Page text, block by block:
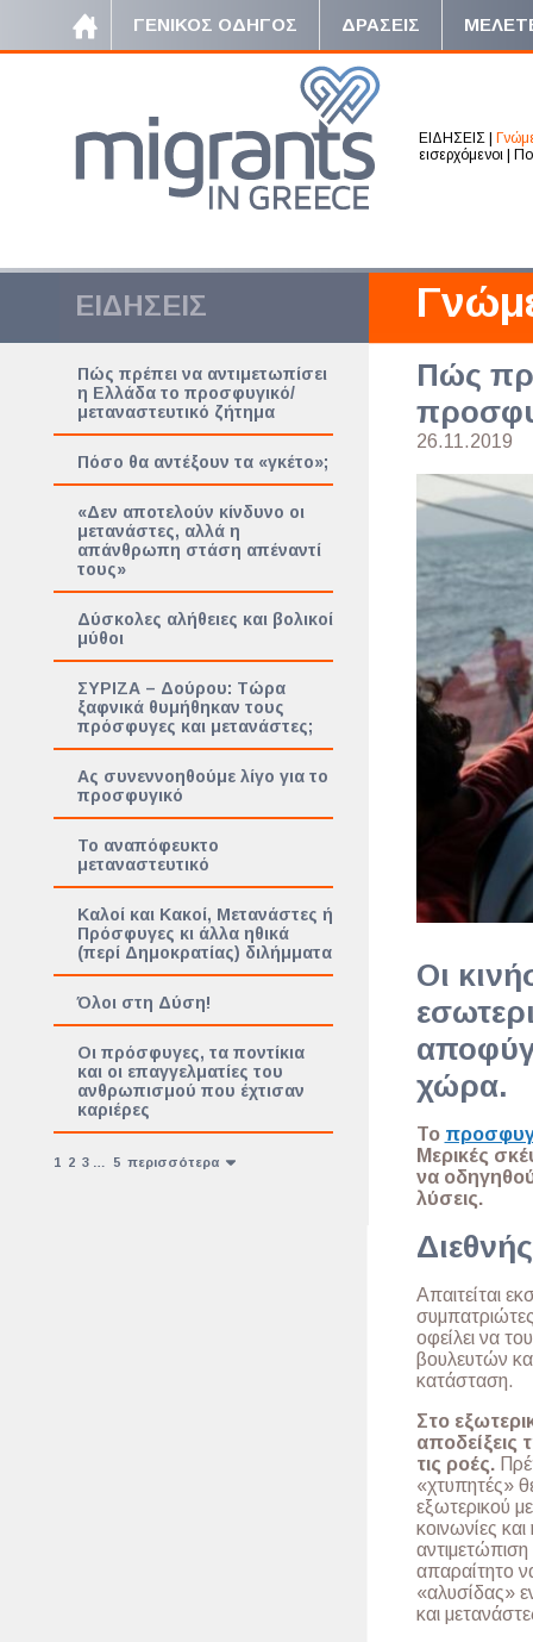
ΓΕΝΙΚΟΣ ΟΔΗΓΟΣ ΔΡΑΣΕΙΣ
ΕΙΔΗΣΕΙΣ
εισερχόμενοι
ΕΙΔΗΣΕΙΣ
Πώς πρέπει να αντιμετωπίσει
η Ελλάδα το προσφυγικό/
μεταναστευτικό ζήτημα
Πόσο θα αντέξουν τα «γκέτο»;
«Δεν αποτελούν κίνδυνο οι
μετανάστες, αλλά η
απάνθρωπη στάση απέναντί
τους»
Δύσκολες αλήθειες και βολικοί
μύθοι
ΣΥΡΙΖΑ – Δούρου: Τώρα
ξαφνικά θυμήθηκαν τους
πρόσφυγες και μετανάστες;
Ας συνεννοηθούμε λίγο για το
προσφυγικό
Το αναπόφευκτο
μεταναστευτικό
Καλοί και Κακοί, Μετανάστες ή
Πρόσφυγες κι άλλα ηθικά
(περί Δημοκρατίας) διλήμματα
Όλοι στη Δύση!
Οι πρόσφυγες, τα ποντίκια
και οι επαγγελματίες του
ανθρωπισμού που έχτισαν
καριέρες
1 2 3 5 περισσότερα
Πώς
26.11.2019
Οι
χώρα.
Το
Μερικές
να
λύσεις.
Απαιτείται
οφείλει να
βουλευτών
κατάσταση.
Στο
αποδείξεις
τις ροές.
«χτυπητές»
εξωτερικού
κοινωνίες
απαραίτητο
«αλυσίδας»
και